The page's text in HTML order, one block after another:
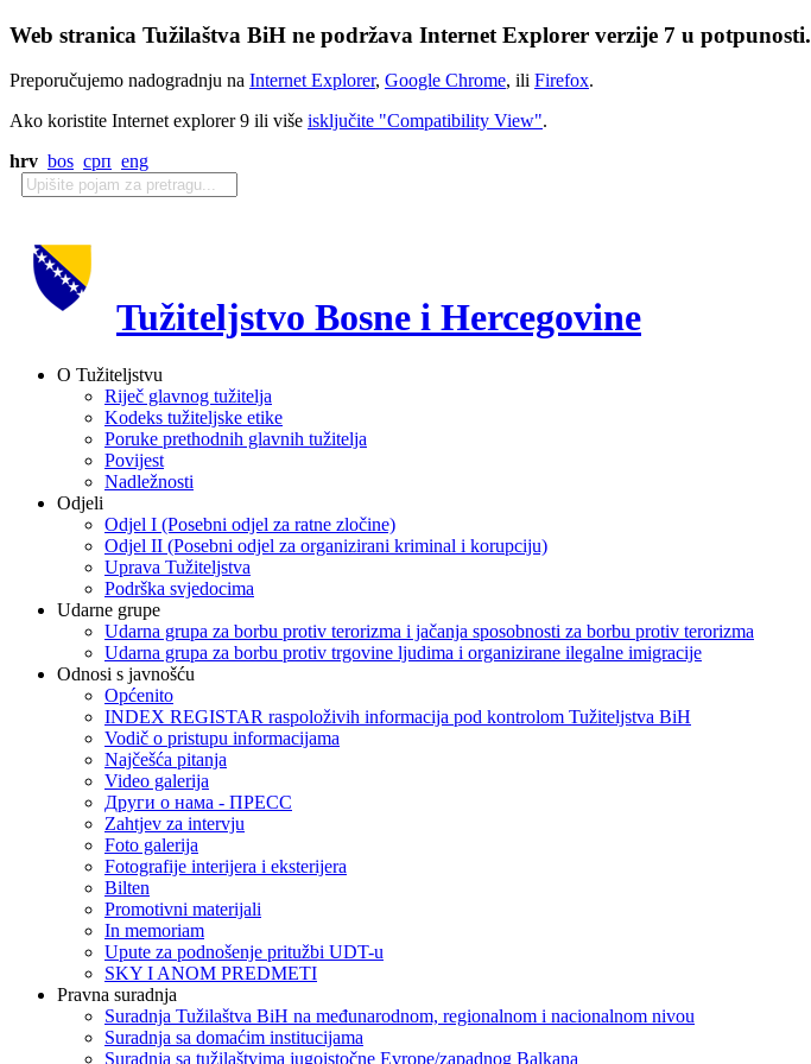
Web stranica Tužilaštva BiH ne podržava Internet Explorer verzije 7 u potpunosti.
Preporučujemo nadogradnju na Internet Explorer, Google Chrome, ili Firefox.
Ako koristite Internet explorer 9 ili više isključite "Compatibility View".
hrv bos срп eng
Tužiteljstvo Bosne i Hercegovine
O Tužiteljstvu
Riječ glavnog tužitelja
Kodeks tužiteljske etike
Poruke prethodnih glavnih tužitelja
Povijest
Nadležnosti
Odjeli
Odjel I (Posebni odjel za ratne zločine)
Odjel II (Posebni odjel za organizirani kriminal i korupciju)
Uprava Tužiteljstva
Podrška svjedocima
Udarne grupe
Udarna grupa za borbu protiv terorizma i jačanja sposobnosti za borbu protiv terorizma
Udarna grupa za borbu protiv trgovine ljudima i organizirane ilegalne imigracije
Odnosi s javnošću
Općenito
INDEX REGISTAR raspoloživih informacija pod kontrolom Tužiteljstva BiH
Vodič o pristupu informacijama
Najčešća pitanja
Video galerija
Други о нама - ПРЕСC
Zahtjev za intervju
Foto galerija
Fotografije interijera i eksterijera
Bilten
Promotivni materijali
In memoriam
Upute za podnošenje pritužbi UDT-u
SKY I ANOM PREDMETI
Pravna suradnja
Suradnja Tužilaštva BiH na međunarodnom, regionalnom i nacionalnom nivou
Suradnja sa domaćim institucijama
Suradnja sa tužilaštvima jugoistočne Evrope/zapadnog Balkana